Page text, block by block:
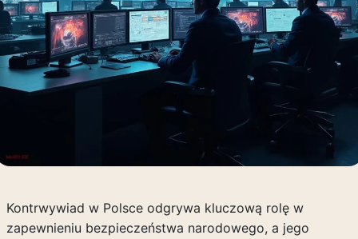
Kontrwywiad w Polsce odgrywa kluczową rolę w
zapewnieniu bezpieczeństwa narodowego, a jego